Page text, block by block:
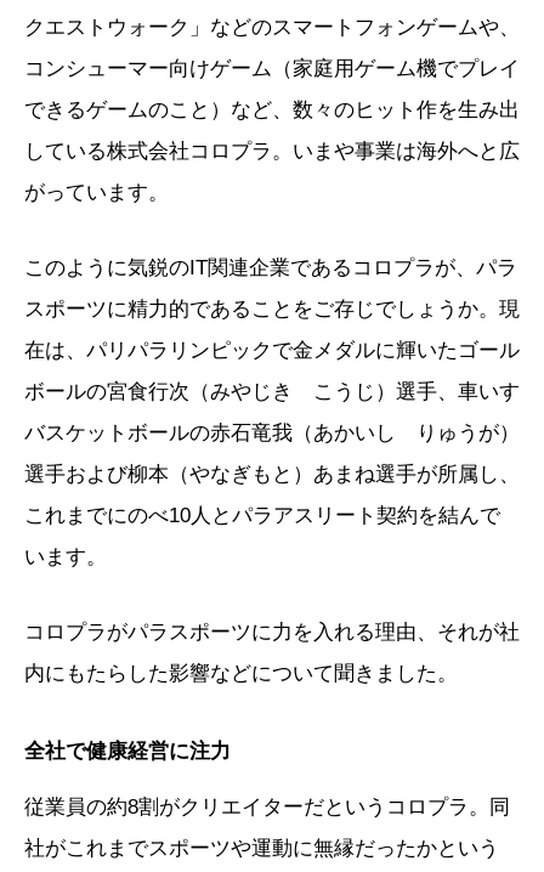
クエストウォーク」などのスマートフォンゲームや、
コンシューマー向けゲーム（家庭用ゲーム機でプレイ
できるゲームのこと）など、数々のヒット作を生み出
している株式会社コロプラ。いまや事業は海外へと広
がっています。
このように気鋭のIT関連企業であるコロプラが、パラ
スポーツに精力的であることをご存じでしょうか。現
在は、パリパラリンピックで金メダルに輝いたゴール
ボールの宮食行次（みやじき こうじ）選手、車いす
バスケットボールの赤石竜我（あかいし りゅうが）
選手および柳本（やなぎもと）あまね選手が所属し、
これまでにのべ10人とパラアスリート契約を結んで
います。
コロプラがパラスポーツに力を入れる理由、それが社
内にもたらした影響などについて聞きました。
全社で健康経営に注力
従業員の約8割がクリエイターだというコロプラ。同
社がこれまでスポーツや運動に無縁だったかという